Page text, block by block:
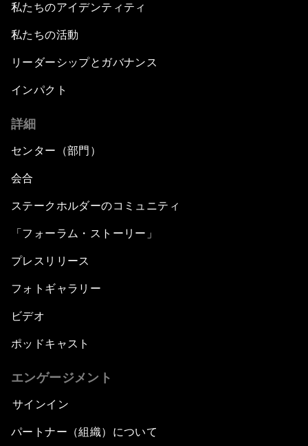
私たちのアイデンティティ
私たちの活動
リーダーシップとガバナンス
インパクト
詳細
センター（部門）
会合
ステークホルダーのコミュニティ
「フォーラム・ストーリー」
プレスリリース
フォトギャラリー
ビデオ
ポッドキャスト
エンゲージメント
サインイン
パートナー（組織）について